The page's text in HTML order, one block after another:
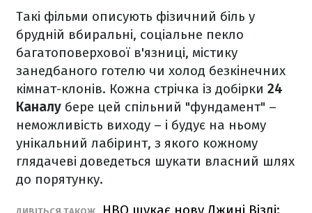
Такі фільми описують фізичний біль у
брудній вбиральні, соціальне пекло
багатоповерхової в'язниці, містику
занедбаного готелю чи холод безкінечних
кімнат-клонів. Кожна стрічка із добірки 24
Каналу бере цей спільний "фундамент" –
неможливість виходу – і будує на ньому
унікальний лабіринт, з якого кожному
глядачеві доведеться шукати власний шлях
до порятунку.